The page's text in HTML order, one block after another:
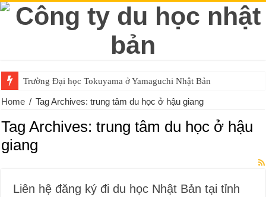
Trường Đại học Tokuyama ở Yamaguchi Nhật Bản
Home / Tag Archives: trung tâm du học ở hậu giang
Tag Archives:trung tâm du học ở hậu
giang
Liên hệ đăng ký đi du học Nhật Bản tại tỉnh